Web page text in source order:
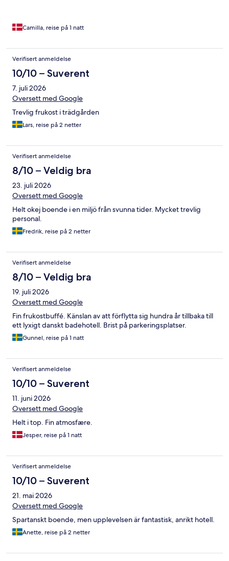
Camilla, reise på 1 natt
Verifisert anmeldelse
10/10 – Suverent
7. juli 2026
Oversett med Google
Trevlig frukost i trädgården
Lars, reise på 2 netter
Verifisert anmeldelse
8/10 – Veldig bra
23. juli 2026
Oversett med Google
Helt okej boende i en miljö från svunna tider. Mycket trevlig
personal.
Fredrik, reise på 2 netter
Verifisert anmeldelse
8/10 – Veldig bra
19. juli 2026
Oversett med Google
Fin frukostbuffé. Känslan av att förflytta sig hundra år tillbaka till
ett lyxigt danskt badehotell. Brist på parkeringsplatser.
Gunnel, reise på 1 natt
Verifisert anmeldelse
10/10 – Suverent
11. juni 2026
Oversett med Google
Helt i top. Fin atmosfære.
Jesper, reise på 1 natt
Verifisert anmeldelse
10/10 – Suverent
21. mai 2026
Oversett med Google
Spartanskt boende, men upplevelsen är fantastisk, anrikt hotell.
Anette, reise på 2 netter